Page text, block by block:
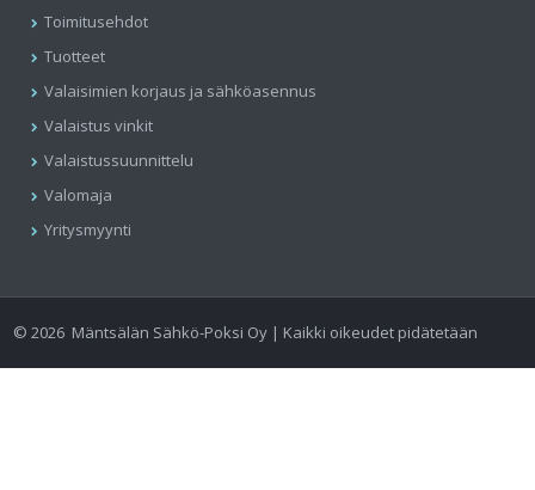
Toimitusehdot
Tuotteet
Valaisimien korjaus ja sähköasennus
Valaistus vinkit
Valaistussuunnittelu
Valomaja
Yritysmyynti
©2026 Mäntsälän Sähkö-Poksi Oy | Kaikki oikeudet pidätetään